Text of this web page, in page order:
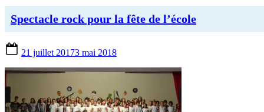
ACTUALITÉ
ECOLE
Spectacle rock pour la fête de l’école
on
21 juillet 20173 mai 2018